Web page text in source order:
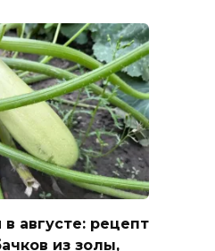
августе: рецепт
из золы,